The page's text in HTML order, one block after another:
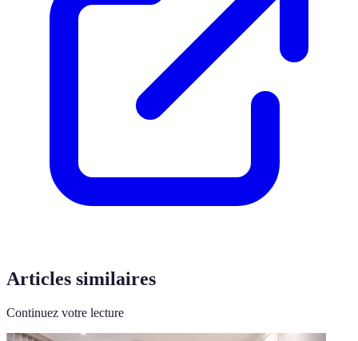
Articles similaires
Continuez votre lecture